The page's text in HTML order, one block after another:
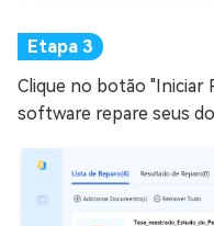
Clique no botão "Iniciar
software repare seus